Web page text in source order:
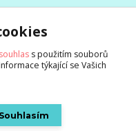
souhlas s použitím souborů
týkající se Vašich
Souhlasím